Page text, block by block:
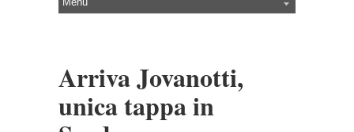
Arriva Jovanotti,
unica tappa in